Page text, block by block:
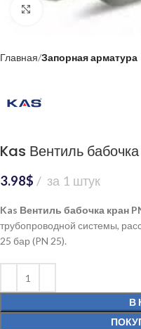
Нажмите, чтобы
Главная Запорная арматура
Kas Вентиль
3.98$ за 1 штук
Kas Вентиль бабочка кран
трубопроводной системы,
25 бар (PN 25).
В